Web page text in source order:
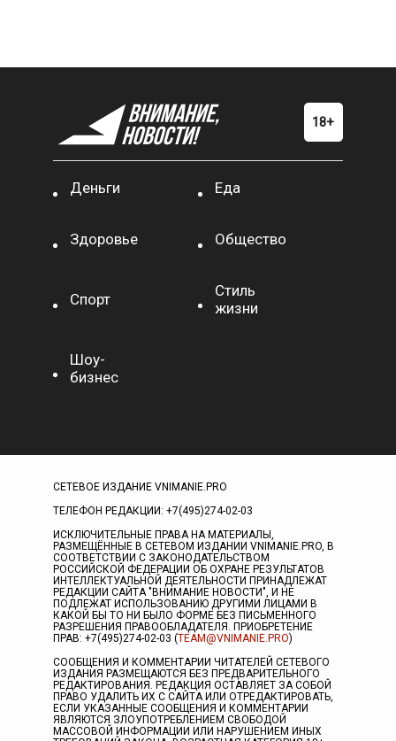
Деньги Еда
Здоровье Общество
Спорт
Стиль
жизни
Шоу-
бизнес
СЕТЕВОЕ ИЗДАНИЕ VNIMANIE.PRO
ТЕЛЕФОН РЕДАКЦИИ: +7(495)274-02-03
ИСКЛЮЧИТЕЛЬНЫЕ ПРАВА НА МАТЕРИАЛЫ,
РАЗМЕЩЁННЫЕ В СЕТЕВОМ ИЗДАНИИ VNIMANIE.PRO, В
СООТВЕТСТВИИ С ЗАКОНОДАТЕЛЬСТВОМ
РОССИЙСКОЙ ФЕДЕРАЦИИ ОБ ОХРАНЕ РЕЗУЛЬТАТОВ
ИНТЕЛЛЕКТУАЛЬНОЙ ДЕЯТЕЛЬНОСТИ ПРИНАДЛЕЖАТ
РЕДАКЦИИ САЙТА "ВНИМАНИЕ НОВОСТИ", И НЕ
ПОДЛЕЖАТ ИСПОЛЬЗОВАНИЮ ДРУГИМИ ЛИЦАМИ В
КАКОЙ БЫ ТО НИ БЫЛО ФОРМЕ БЕЗ ПИСЬМЕННОГО
РАЗРЕШЕНИЯ ПРАВООБЛАДАТЕЛЯ. ПРИОБРЕТЕНИЕ
ПРАВ: +7(495)274-02-03 (TEAM@VNIMANIE.PRO)
СООБЩЕНИЯ И КОММЕНТАРИИ ЧИТАТЕЛЕЙ СЕТЕВОГО
ИЗДАНИЯ РАЗМЕЩАЮТСЯ БЕЗ ПРЕДВАРИТЕЛЬНОГО
РЕДАКТИРОВАНИЯ. РЕДАКЦИЯ ОСТАВЛЯЕТ ЗА СОБОЙ
ПРАВО УДАЛИТЬ ИХ С САЙТА ИЛИ ОТРЕДАКТИРОВАТЬ,
ЕСЛИ УКАЗАННЫЕ СООБЩЕНИЯ И КОММЕНТАРИИ
ЯВЛЯЮТСЯ ЗЛОУПОТРЕБЛЕНИЕМ СВОБОДОЙ
МАССОВОЙ ИНФОРМАЦИИ ИЛИ НАРУШЕНИЕМ ИНЫХ